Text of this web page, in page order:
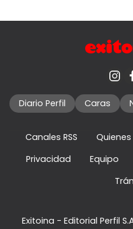
Diario Perfil Caras
Canales RSS
Privacidad
Equipo
Exitoina - Editorial Perfil